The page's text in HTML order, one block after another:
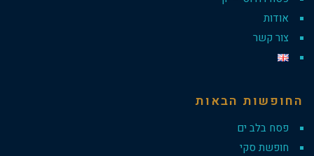
אודות
צור קשר
החופשות הבאות
פסח בלב ים
חופשת סקי